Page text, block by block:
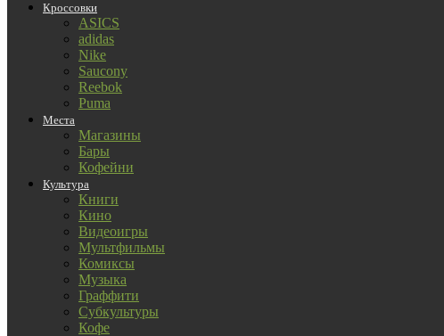
Кроссовки
ASICS
adidas
Nike
Saucony
Reebok
Puma
Места
Магазины
Бары
Кофейни
Культура
Книги
Кино
Видеоигры
Мультфильмы
Комиксы
Музыка
Граффити
Субкультуры
Кофе